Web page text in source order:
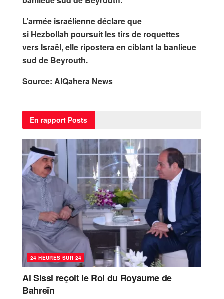
L’armée israélienne déclare que
si Hezbollah poursuit les tirs de roquettes
vers Israël, elle ripostera en ciblant la banlieue
sud de Beyrouth.
Source: AlQahera News
En rapport Posts
24 HEURES SUR 24
Al Sissi reçoit le Roi du Royaume de
Bahreïn